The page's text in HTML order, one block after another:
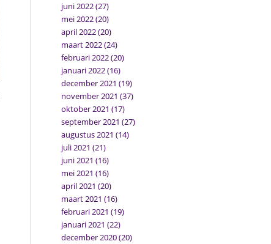
juni 2022(27)
mei 2022(20)
april 2022(20)
maart 2022(24)
februari 2022(20)
januari 2022(16)
december 2021 (19)
november 2021 (37)
oktober 2021 (17)
september 2021 (27)
augustus 2021 (14)
juli 2021 (21)
juni 2021 (16)
mei 2021 (16)
april 2021 (20)
maart 2021 (16)
februari 2021 (19)
januari 2021 (22)
december 2020(20)